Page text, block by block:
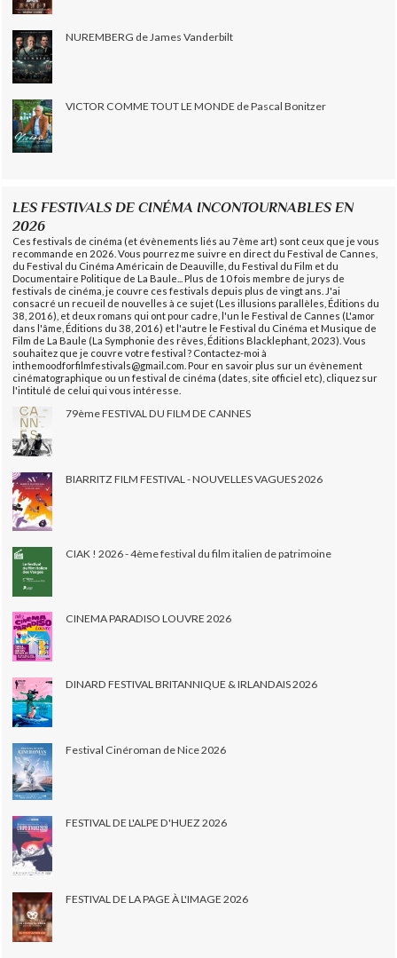
NUREMBERG de James Vanderbilt
VICTOR COMME TOUT LE MONDE de Pascal Bonitzer
LES FESTIVALS DE CINÉMA INCONTOURNABLES EN
2026
Ces festivals de cinéma (et évènements liés au 7ème art) sont ceux que je vous
recommande en 2026. Vous pourrez me suivre en direct du Festival de Cannes,
du Festival du Cinéma Américain de Deauville, du Festival du Film et du
Documentaire Politique de La Baule... Plus de 10 fois membre de jurys de
festivals de cinéma, je couvre ces festivals depuis plus de vingt ans. J'ai
consacré un recueil de nouvelles à ce sujet (Les illusions parallèles, Éditions du
38, 2016), et deux romans qui ont pour cadre, l'un le Festival de Cannes (L'amor
dans l'âme, Éditions du 38, 2016) et l'autre le Festival du Cinéma et Musique de
Film de La Baule (La Symphonie des rêves, Éditions Blacklephant, 2023). Vous
souhaitez que je couvre votre festival ? Contactez-moi à
inthemoodforfilmfestivals@gmail.com. Pour en savoir plus sur un évènement
cinématographique ou un festival de cinéma (dates, site officiel etc), cliquez sur
l'intitulé de celui qui vous intéresse.
79ème FESTIVAL DU FILM DE CANNES
BIARRITZ FILM FESTIVAL - NOUVELLES VAGUES 2026
CIAK ! 2026 - 4ème festival du film italien de patrimoine
CINEMA PARADISO LOUVRE 2026
DINARD FESTIVAL BRITANNIQUE & IRLANDAIS 2026
Festival Cinéroman de Nice 2026
FESTIVAL DE L'ALPE D'HUEZ 2026
FESTIVAL DE LA PAGE À L'IMAGE 2026